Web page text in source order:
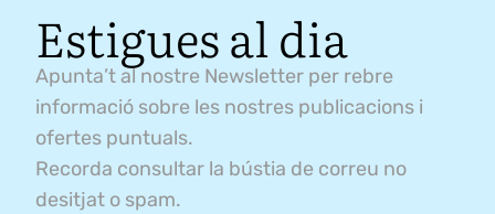
Estigues al dia
Apunta’t al nostre Newsletter per rebre
informació sobre les nostres publicacions i
ofertes puntuals.
Recorda consultar la bústia de correu no
desitjat o spam.